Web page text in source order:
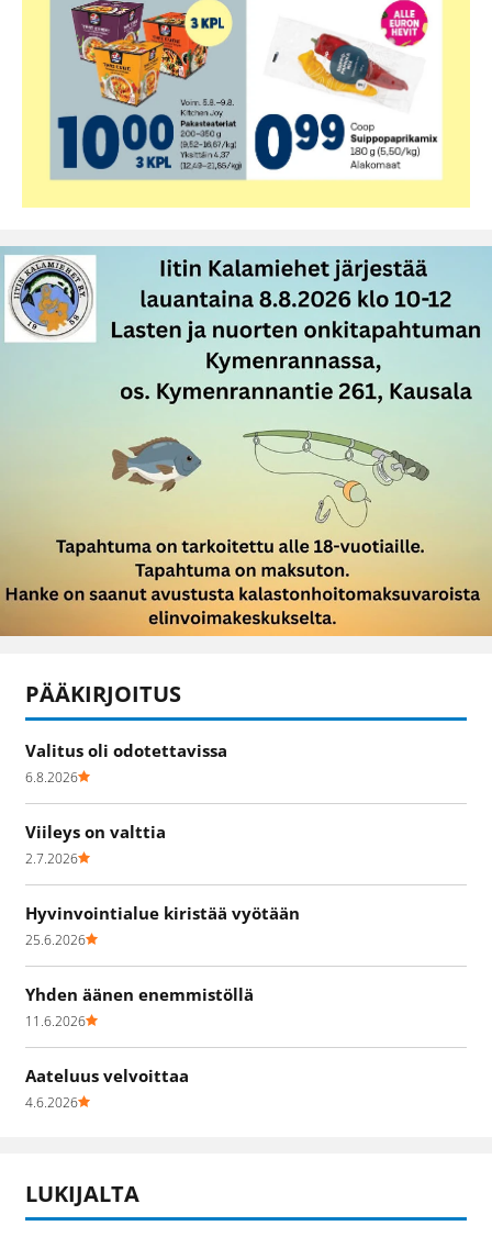
PÄÄKIRJOITUS
Valitus oli odotettavissa
6.8.2026
Viileys on valttia
2.7.2026
Hyvinvointialue kiristää vyötään
25.6.2026
Yhden äänen enemmistöllä
11.6.2026
Aateluus velvoittaa
4.6.2026
LUKIJALTA